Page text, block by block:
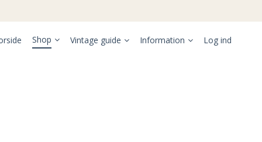
Shop Vintage guide Information Log ind